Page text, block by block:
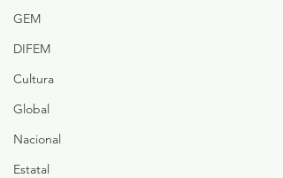
GEM
DIFEM
Cultura
Global
Nacional
Estatal